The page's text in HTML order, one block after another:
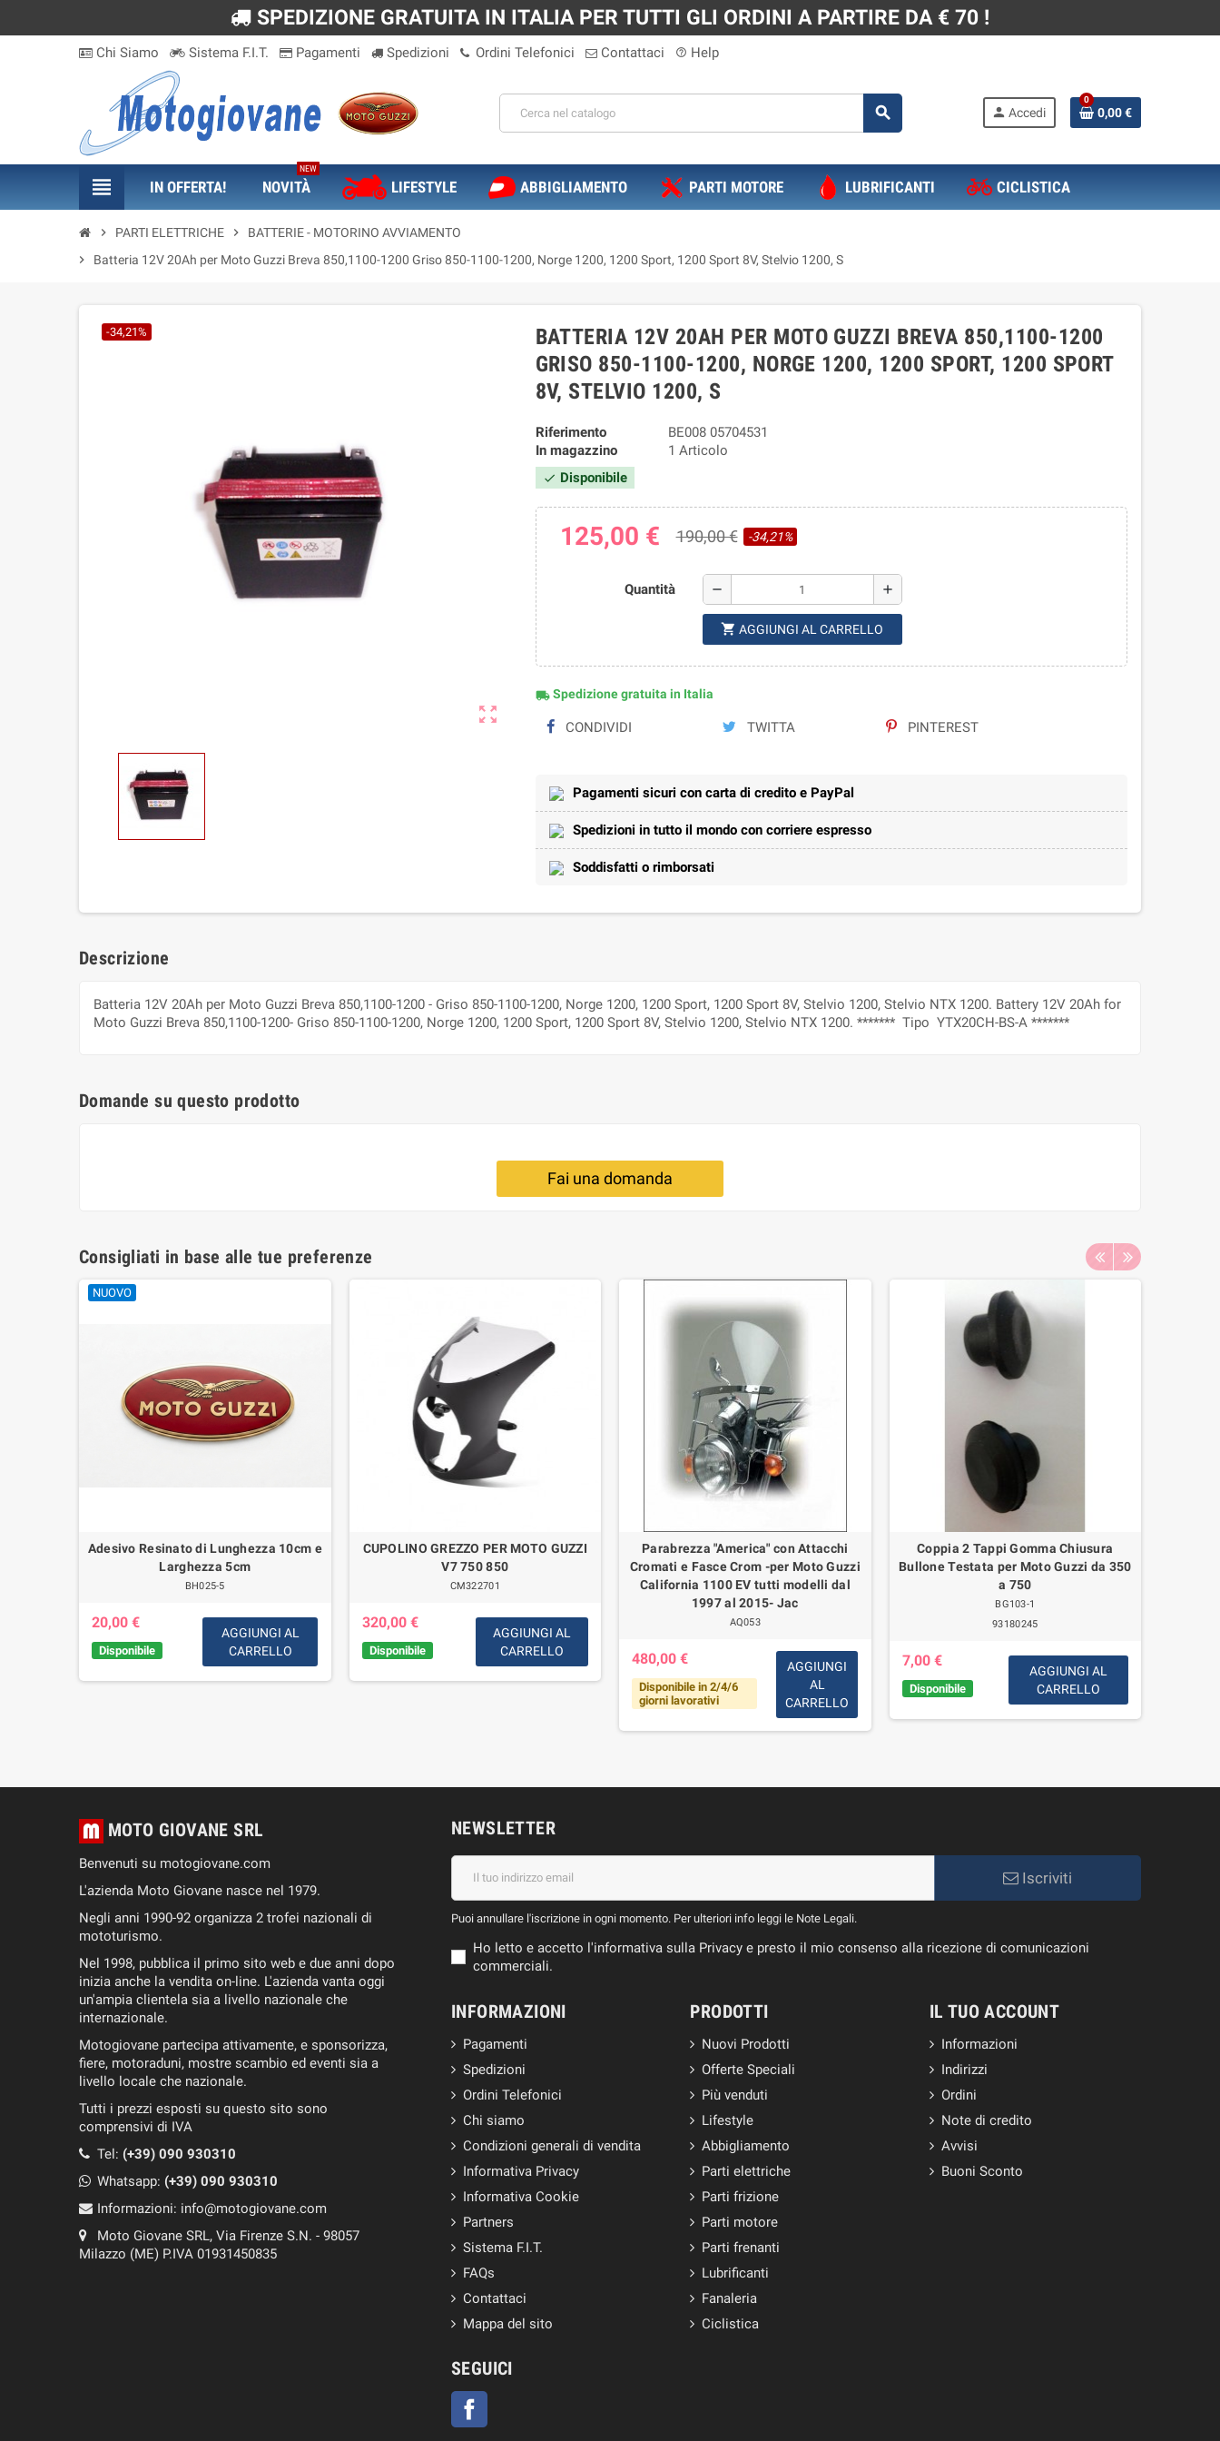
SPEDIZIONE GRATUITA IN ITALIA PER TUTTI GLI ORDINI A PARTIRE DA € 70 !
Chi Siamo Sistema F.I.T. Pagamenti Spedizioni Ordini Telefonici Contattaci help_outline Help
search person Accedi
0
0,00 €
view_headline IN OFFERTA! NOVITÀ
NEW
LIFESTYLE ABBIGLIAMENTO PARTI MOTORE LUBRIFICANTI CICLISTICA
chevron_right PARTI ELETTRICHE chevron_right
BATTERIE - MOTORINO AVVIAMENTO
chevron_right
Batteria 12V 20Ah per Moto Guzzi Breva 850,1100-1200 Griso 850-1100-1200, Norge 1200, 1200 Sport, 1200 Sport 8V, Stelvio 1200, S
zoom_out_map
-34,21%
BATTERIA 12V 20AH PER MOTO GUZZI BREVA 850,1100-1200
GRISO 850-1100-1200, NORGE 1200, 1200 SPORT, 1200 SPORT
8V, STELVIO 1200, S
Riferimento
BE008 05704531
In magazzino
1 Articolo
check Disponibile
125,00 € 190,00 € -34,21%
Quantità remove add
shopping_cart AGGIUNGI AL CARRELLO
local_shippingSpedizione gratuita in Italia
CONDIVIDI TWITTA PINTEREST
Pagamenti sicuri con carta di credito e PayPal
Spedizioni in tutto il mondo con corriere espresso
Soddisfatti o rimborsati
Descrizione
Batteria 12V 20Ah per Moto Guzzi Breva 850,1100-1200 - Griso 850-1100-1200, Norge 1200, 1200 Sport, 1200 Sport 8V, Stelvio 1200, Stelvio NTX 1200. Battery 12V 20Ah for
Moto Guzzi Breva 850,1100-1200- Griso 850-1100-1200, Norge 1200, 1200 Sport, 1200 Sport 8V, Stelvio 1200, Stelvio NTX 1200. ******* Tipo YTX20CH-BS-A *******
Domande su questo prodotto
Fai una domanda
Consigliati in base alle tue preferenze
NUOVO
Adesivo Resinato di Lunghezza 10cm e
Larghezza 5cm
BH025-5
20,00 €
Disponibile
AGGIUNGI AL
CARRELLO
CUPOLINO GREZZO PER MOTO GUZZI
V7 750 850
CM322701
320,00 €
Disponibile
AGGIUNGI AL
CARRELLO
Parabrezza "America" con Attacchi
Cromati e Fasce Crom -per Moto Guzzi
California 1100 EV tutti modelli dal
1997 al 2015- Jac
AQ053
480,00 €
Disponibile in 2/4/6
giorni lavorativi
AGGIUNGI
AL
CARRELLO
Coppia 2 Tappi Gomma Chiusura
Bullone Testata per Moto Guzzi da 350
a 750
BG103-1
93180245
7,00 €
Disponibile
AGGIUNGI AL
CARRELLO
MOTO GIOVANE SRL
Benvenuti su motogiovane.com
L'azienda Moto Giovane nasce nel 1979.
Negli anni 1990-92 organizza 2 trofei nazionali di
mototurismo.
Nel 1998, pubblica il primo sito web e due anni dopo
inizia anche la vendita on-line. L'azienda vanta oggi
un'ampia clientela sia a livello nazionale che
internazionale.
Motogiovane partecipa attivamente, e sponsorizza,
fiere, motoraduni, mostre scambio ed eventi sia a
livello locale che nazionale.
Tutti i prezzi esposti su questo sito sono
comprensivi di IVA
Tel: (+39) 090 930310
Whatsapp: (+39) 090 930310
Informazioni: info@motogiovane.com
Moto Giovane SRL, Via Firenze S.N. - 98057
Milazzo (ME) P.IVA 01931450835
NEWSLETTER
Iscriviti
Puoi annullare l'iscrizione in ogni momento. Per ulteriori info leggi le Note Legali.
Ho letto e accetto l'informativa sulla Privacy e presto il mio consenso alla ricezione di comunicazioni
commerciali.
INFORMAZIONI
Pagamenti
Spedizioni
Ordini Telefonici
Chi siamo
Condizioni generali di vendita
Informativa Privacy
Informativa Cookie
Partners
Sistema F.I.T.
FAQs
Contattaci
Mappa del sito
PRODOTTI
Nuovi Prodotti
Offerte Speciali
Più venduti
Lifestyle
Abbigliamento
Parti elettriche
Parti frizione
Parti motore
Parti frenanti
Lubrificanti
Fanaleria
Ciclistica
IL TUO ACCOUNT
Informazioni
Indirizzi
Ordini
Note di credito
Avvisi
Buoni Sconto
SEGUICI